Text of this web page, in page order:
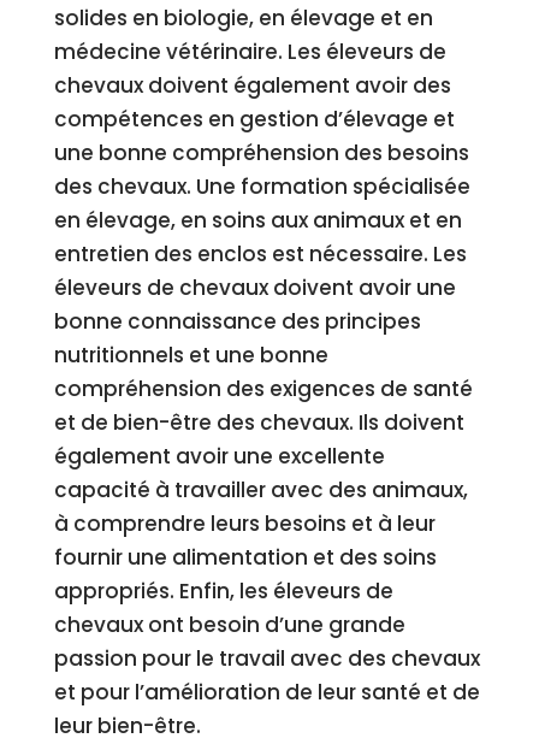
solides en biologie, en élevage et en
médecine vétérinaire. Les éleveurs de
chevaux doivent également avoir des
compétences en gestion d’élevage et
une bonne compréhension des besoins
des chevaux. Une formation spécialisée
en élevage, en soins aux animaux et en
entretien des enclos est nécessaire. Les
éleveurs de chevaux doivent avoir une
bonne connaissance des principes
nutritionnels et une bonne
compréhension des exigences de santé
et de bien-être des chevaux. Ils doivent
également avoir une excellente
capacité à travailler avec des animaux,
à comprendre leurs besoins et à leur
fournir une alimentation et des soins
appropriés. Enfin, les éleveurs de
chevaux ont besoin d’une grande
passion pour le travail avec des chevaux
et pour l’amélioration de leur santé et de
leur bien-être.